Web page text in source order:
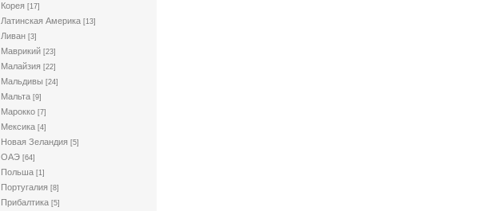
Корея [17]
Латинская Америка [13]
Ливан [3]
Маврикий [23]
Малайзия [22]
Мальдивы [24]
Мальта [9]
Марокко [7]
Мексика [4]
Новая Зеландия [5]
ОАЭ [64]
Польша [1]
Португалия [8]
Прибалтика [5]